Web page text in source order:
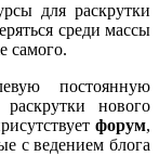
для раскрутки
среди массы
самого.
постоянную
нового
форум,
с ведением блога